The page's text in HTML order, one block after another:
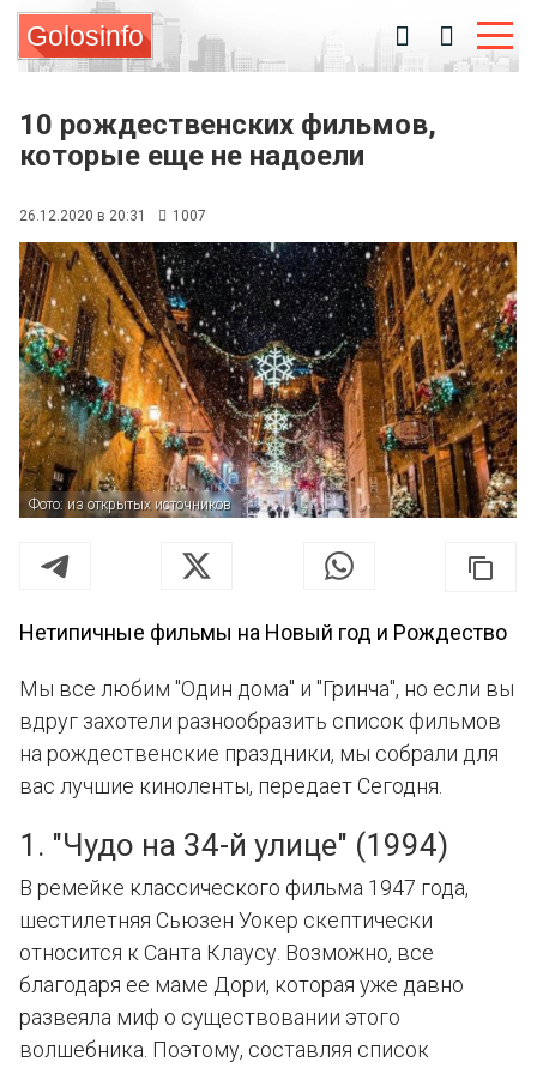
Golosinfo
10 рождественских фильмов,
которые еще не надоели
26.12.2020 в 20:31 1007
Фото: из открытых источников
Нетипичные фильмы на Новый год и Рождество
Мы все любим "Один дома" и "Гринча", но если вы
вдруг захотели разнообразить список фильмов
на рождественские праздники, мы собрали для
вас лучшие киноленты, передает Сегодня.
1. "Чудо на 34-й улице" (1994)
В ремейке классического фильма 1947 года,
шестилетняя Сьюзен Уокер скептически
относится к Санта Клаусу. Возможно, все
благодаря ее маме Дори, которая уже давно
развеяла миф о существовании этого
волшебника. Поэтому, составляя список